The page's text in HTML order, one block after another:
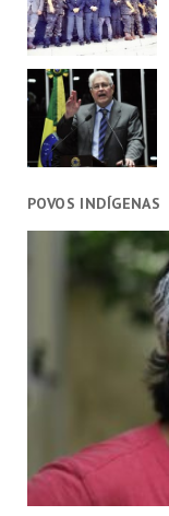
POVOS INDÍGENAS